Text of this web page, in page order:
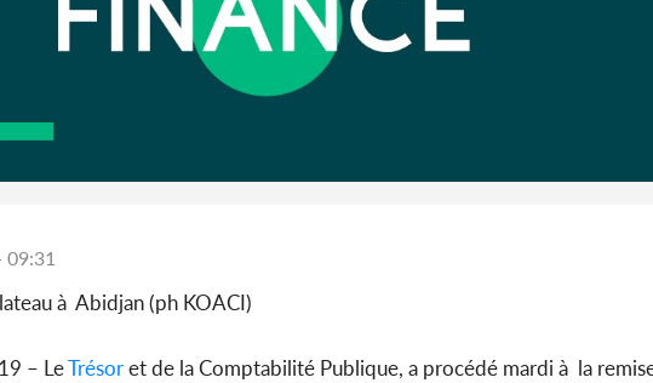
à Abidjan (ph KOACI)
– LeTrésoret de la Comptabilité Publique, a procédé mardi à la